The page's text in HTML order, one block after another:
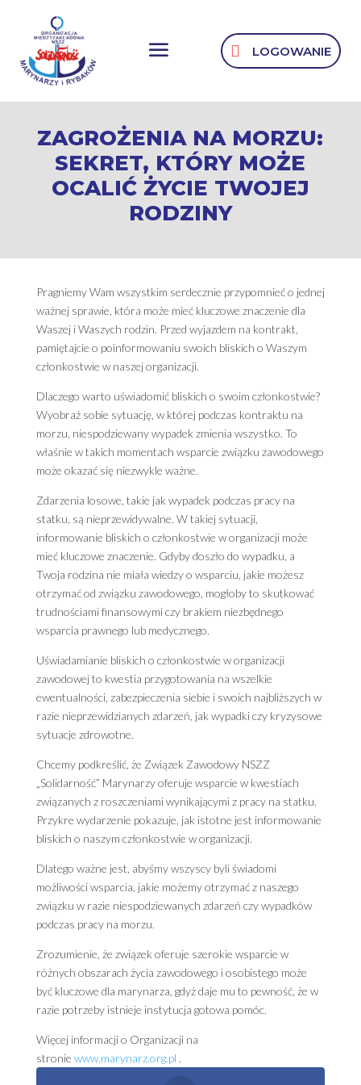
LOGOWANIE
ZAGROŻENIA NA MORZU:
SEKRET, KTÓRY MOŻE
OCALIĆ ŻYCIE TWOJEJ
RODZINY
Pragniemy Wam wszystkim serdecznie przypomnieć o jednej
ważnej sprawie, która może mieć kluczowe znaczenie dla
Waszej i Waszych rodzin. Przed wyjazdem na kontrakt,
pamiętajcie o poinformowaniu swoich bliskich o Waszym
członkostwie w naszej organizacji.
Dlaczego warto uświadomić bliskich o swoim członkostwie?
Wyobraź sobie sytuację, w której podczas kontraktu na
morzu, niespodziewany wypadek zmienia wszystko. To
właśnie w takich momentach wsparcie związku zawodowego
może okazać się niezwykle ważne.
Zdarzenia losowe, takie jak wypadek podczas pracy na
statku, są nieprzewidywalne. W takiej sytuacji,
informowanie bliskich o członkostwie w organizacji może
mieć kluczowe znaczenie. Gdyby doszło do wypadku, a
Twoja rodzina nie miała wiedzy o wsparciu, jakie możesz
otrzymać od związku zawodowego, mogłoby to skutkować
trudnościami finansowymi czy brakiem niezbędnego
wsparcia prawnego lub medycznego.
Uświadamianie bliskich o członkostwie w organizacji
zawodowej to kwestia przygotowania na wszelkie
ewentualności, zabezpieczenia siebie i swoich najbliższych w
razie nieprzewidzianych zdarzeń, jak wypadki czy kryzysowe
sytuacje zdrowotne.
Chcemy podkreślić, że Związek Zawodowy NSZZ
„Solidarność” Marynarzy oferuje wsparcie w kwestiach
związanych z roszczeniami wynikającymi z pracy na statku.
Przykre wydarzenie pokazuje, jak istotne jest informowanie
bliskich o naszym członkostwie w organizacji.
Dlatego ważne jest, abyśmy wszyscy byli świadomi
możliwości wsparcia, jakie możemy otrzymać z naszego
związku w razie niespodziewanych zdarzeń czy wypadków
podczas pracy na morzu.
Zrozumienie, że związek oferuje szerokie wsparcie w
różnych obszarach życia zawodowego i osobistego może
być kluczowe dla marynarza, gdyż daje mu to pewność, że w
razie potrzeby istnieje instytucja gotowa pomóc.
Więcej informacji o Organizacji na
stronie www.marynarz.org.pl .